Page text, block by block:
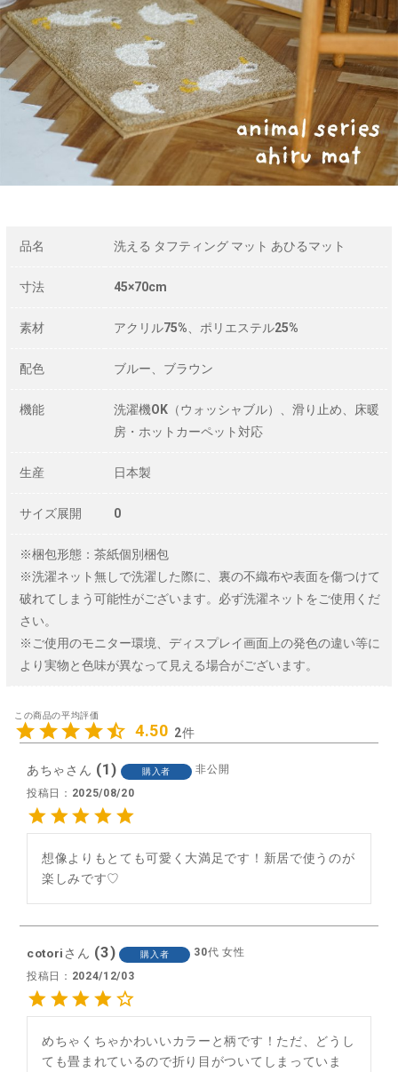
品名 洗える タフティング マット あひるマット
寸法 45×70cm
素材 アクリル75%、ポリエステル25%
配色 ブルー、ブラウン
機能
洗濯機OK（ウォッシャブル）、滑り止め、床暖
房・ホットカーペット対応
生産 日本製
サイズ展開 0
※梱包形態：茶紙個別梱包
※洗濯ネット無しで洗濯した際に、裏の不織布や表面を傷つけて
破れてしまう可能性がございます。必ず洗濯ネットをご使用くだ
さい。
※ご使用のモニター環境、ディスプレイ画面上の発色の違い等に
より実物と色味が異なって見える場合がございます。
4.50 2
あちゃ 1 購入者
非公開
投稿日
2025/08/20
想像よりもとても可愛く大満足です！新居で使うのが
cotori 3 購入者 30代 女性
投稿日
2024/12/03
めちゃくちゃかわいいカラーと柄です！ただ、どうし
ても畳まれているので折り目がついてしまっていま